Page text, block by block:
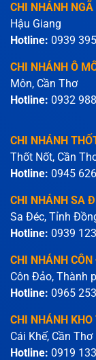
CHI NHÁNH NGÃ
Hậu Giang
Hotline: 0939
CHI NHÁNH Ô
Môn, Cần Thơ
Hotline: 0932
CHI NHÁNH
Thốt Nốt, Cần
Hotline: 0945
CHI NHÁNH SA
Sa Đéc, Tỉnh
Hotline: 0939
CHI NHÁNH
Côn Đảo, Thành
Hotline: 0965
CHI NHÁNH
Cái Khế, Cần Thơ
Hotline: 0919